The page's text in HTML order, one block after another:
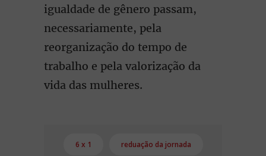
igualdade de gênero passam,
necessariamente, pela
reorganização do tempo de
trabalho e pela valorização da
vida das mulheres.
6 x 1 reduação da jornada